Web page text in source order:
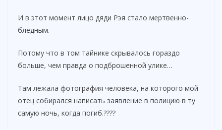
И в этот момент лицо дяди Рэя стало мертвенно-
бледным.
Потому что в том тайнике скрывалось гораздо
больше, чем правда о подброшенной улике…
Там лежала фотография человека, на которого мой
отец собирался написать заявление в полицию в ту
самую ночь, когда погиб.????